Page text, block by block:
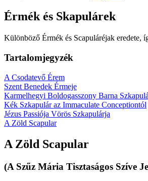
Érmék és Skapulárek
Különböző Érmék és Scapuláréjak eredete,
Tartalomjegyzék
A Csodatevő Érem
Szent Benedek Érmeje
Karmelhegyi Boldogasszony Barna
Kék Szkapulár az Immaculate Conceptiontól
Jézus Passiója Vörös Szkapulárja
A Zöld Scapular
A Zöld Scapular
(A Szűz Mária Tisztaságos Szíve